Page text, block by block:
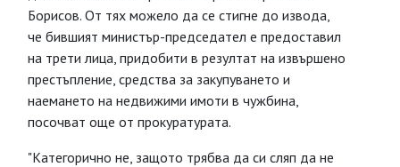
Борисов. От тях можело да се стигне до извода,
че бившият министър-председател е предоставил
на трети лица, придобити в резултат на извършено
престъпление, средства за закупуването и
наемането на недвижими имоти в чужбина,
посочват още от прокуратурата.
"Категорично не, защото трябва да си сляп да не